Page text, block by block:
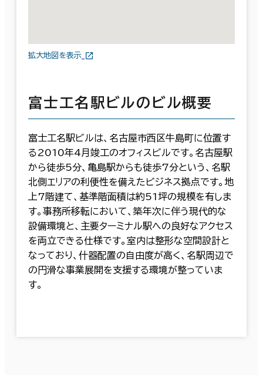
拡大地図を表示
富士工名駅ビルのビル概要
富士工名駅ビルは、名古屋市西区牛島町に位置す
る2010年4月竣工のオフィスビルです。名古屋駅
から徒歩5分、亀島駅からも徒歩7分という、名駅
北側エリアの利便性を備えたビジネス拠点です。地
上7階建て、基準階面積は約51坪の規模を有しま
す。事務所移転において、築年次に伴う現代的な
設備環境と、主要ターミナル駅への良好なアクセス
を両立できる仕様です。室内は整形な空間設計と
なっており、什器配置の自由度が高く、名駅周辺で
の円滑な事業展開を支援する環境が整っていま
す。